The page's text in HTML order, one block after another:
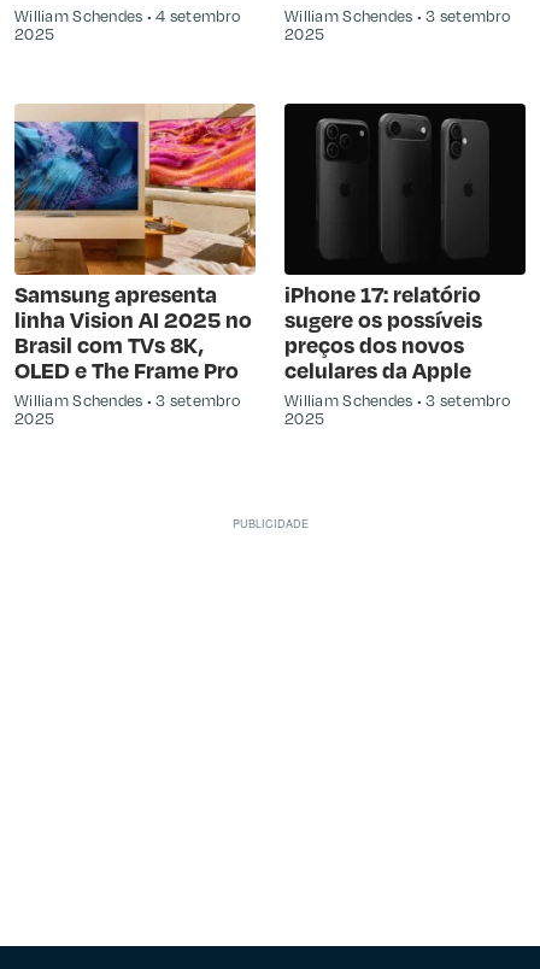
William Schendes
4 setembro
2025
William Schendes
3 setembro
2025
Samsung apresenta
linha Vision AI 2025 no
Brasil com TVs 8K,
OLED e The Frame Pro
William Schendes
3 setembro
2025
iPhone 17: relatório
sugere os possíveis
preços dos novos
celulares da Apple
William Schendes
3 setembro
2025